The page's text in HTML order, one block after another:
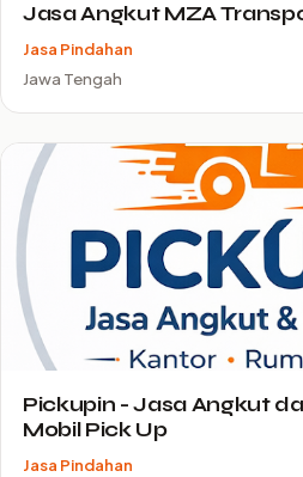
Jasa Angkut MZA
Jasa Pindahan
Jawa Tengah
Pickupin - Jasa Angkut
Mobil Pick Up
Jasa Pindahan